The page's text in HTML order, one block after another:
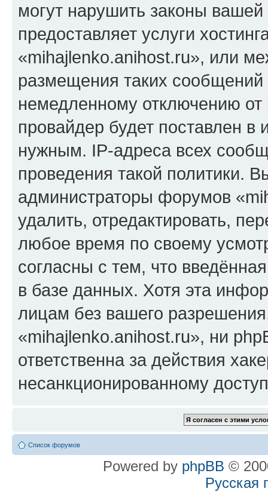
могут нарушить законы
предоставляет услуги
«mihajlenko.anihost.ru», или
размещения таких
немедленному отключению
провайдер будет поставлен в
нужным. IP-адреса всех
проведения такой политики.
администраторы форумов
удалить, отредактировать,
любое время по своему
согласны с тем, что
в базе данных. Хотя эта
лицам без вашего
«mihajlenko.anihost.ru», ни
ответственна за действия
несанкционированному
Список форумов
Powered by phpBB ©
Русская